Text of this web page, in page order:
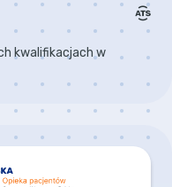
kwalifikacjach w